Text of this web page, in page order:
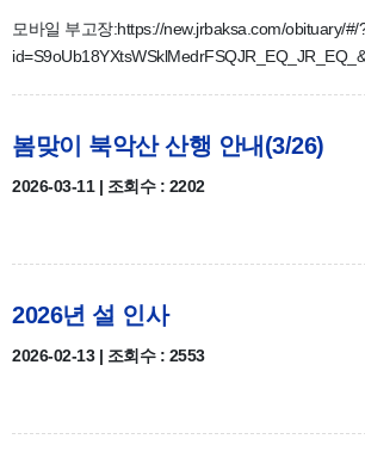
모바일 부고장:https://new.jrbaksa.com/obituary/#/
봄맞이 북악산 산행 안내(3/26)
2026-03-11 | 조회수 : 2202
2026년 설 인사
2026-02-13 | 조회수 : 2553